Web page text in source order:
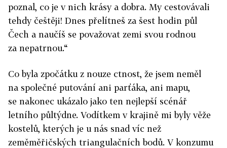
poznal, co je v nich krásy a dobra. My cestovávali
tehdy češtěji! Dnes přelítneš za šest hodin půl
Čech a naučíš se považovat zemi svou rodnou
za nepatrnou.“
Co byla zpočátku z nouze ctnost, že jsem neměl
na společné putování ani parťáka, ani mapu,
se nakonec ukázalo jako ten nejlepší scénář
letního půltýdne. Vodítkem v krajině mi byly věže
kostelů, kterých je u nás snad víc než
zeměměřičských triangulačních bodů. V konzumu